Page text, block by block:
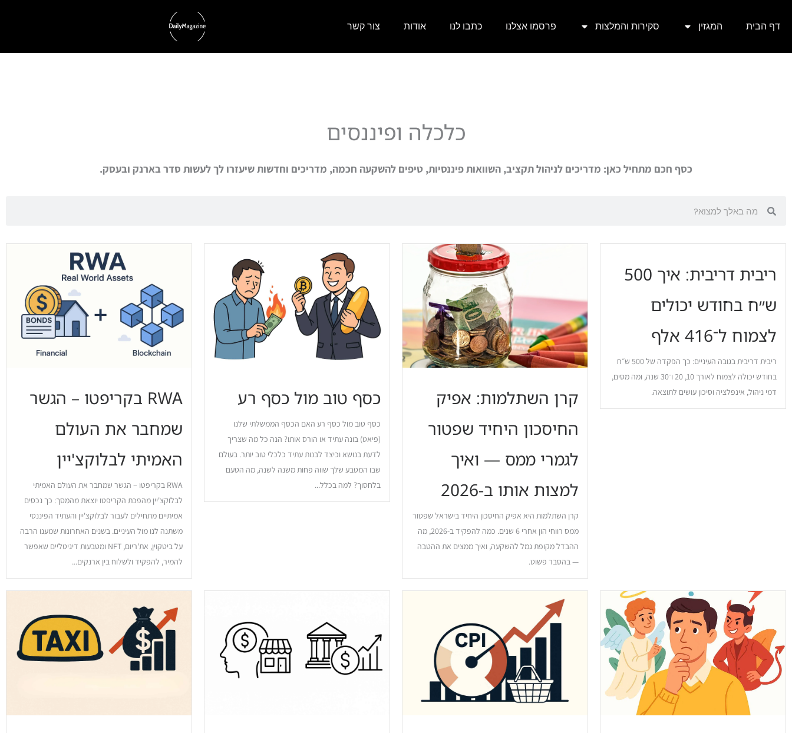
לתוכןדף הבית המגזין סקירות והמלצות פרסמו אצלנו כתבו לנו אודות צור קשר
כלכלה ופיננסים
כסף חכם מתחיל כאן: מדריכים לניהול תקציב, השוואות פיננסיות, טיפים להשקעה חכמה, מדריכים וחדשות שיעזרו לך לעשות סדר בארנק ובעסק.
ריבית דריבית: איך 500
ש״ח בחודש יכולים
לצמוח ל־416 אלף
ריבית דריבית בגובה העיניים: כך הפקדה של 500 ש״ח
בחודש יכולה לצמוח לאורך 10, 20 ו־30 שנה, ומה מסים,
דמי ניהול, אינפלציה וסיכון עושים לתוצאה.
קרן השתלמות: אפיק
החיסכון היחיד שפטור
לגמרי ממס — ואיך
למצות אותו ב-2026
קרן השתלמות היא אפיק החיסכון היחיד בישראל שפטור
ממס רווחי הון אחרי 6 שנים. כמה להפקיד ב-2026, מה
ההבדל מקופת גמל להשקעה, ואיך ממצים את ההטבה
— בהסבר פשוט.
כסף טוב מול כסף רע
כסף טוב מול כסף רע האם הכסף הממשלתי שלנו
(פיאט) בונה עתיד או הורס אותו? הנה כל מה שצריך
לדעת בנושא וכיצד לבנות עתיד כלכלי טוב יותר. בעולם
שבו המטבע שלך שווה פחות משנה לשנה, מה הטעם
בלחסוך? למה בכלל...
RWA בקריפטו – הגשר
שמחבר את העולם
האמיתי לבלוקצ'יין
RWA בקריפטו – הגשר שמחבר את העולם האמיתי
לבלוקצ'יין מהפכת הקריפטו יוצאת מהמסך: כך נכסים
אמיתיים מתחילים לעבור לבלוקצ'יין והעתיד הפיננסי
משתנה לנו מול העיניים. בשנים האחרונות שמענו הרבה
על ביטקוין, את'ריום, NFT ומטבעות דיגיטליים שאפשר
להמיר, להפקיד ולשלוח בין ארנקים...